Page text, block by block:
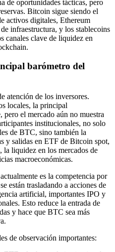
de oportunidades tácticas, pero
Bitcoin sigue siendo el
activos digitales, Ethereum
infraestructura, y los stablecoins
canales clave de liquidez en
barómetro del
atención de los inversores.
locales, la principal
pero el mercado aún no muestra
institucionales, no solo
de BTC, sino también la
y salidas en ETF de Bitcoin spot,
la liquidez en los mercados de
macroeconómicas.
es la competencia por
están trasladando a acciones de
artificial, importantes IPO y
Esto reduce la entrada de
y hace que BTC sea más
de observación importantes: